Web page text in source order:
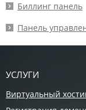
Биллинг панель
Панель
УСЛУГИ
Виртуальный